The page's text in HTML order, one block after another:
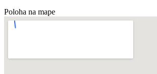
Poloha na mape